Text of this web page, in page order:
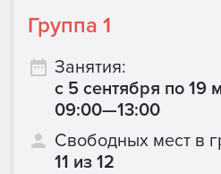
Группа 1
Занятия:
с 5 сентября по 19
09:00—13:00
Свободных мест в
11 из 12